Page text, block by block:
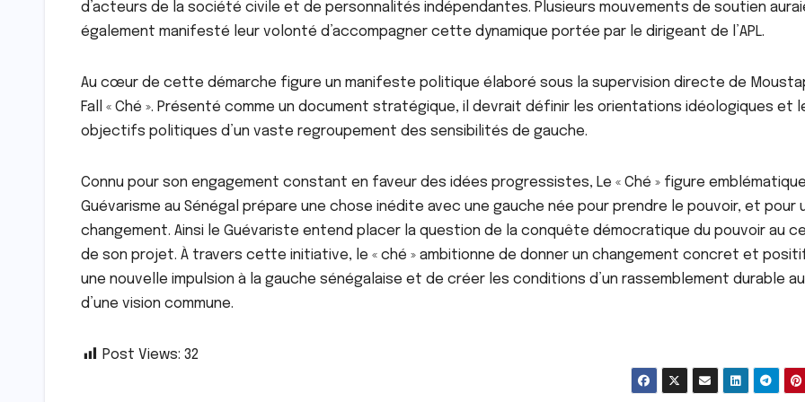
d’acteurs de la société civile et de personnalités indépendantes. Plusieurs mouvements de soutien
également manifesté leur volonté d’accompagner cette dynamique portée par le dirigeant de l’APL.
Au cœur de cette démarche figure un manifeste politique élaboré sous la supervision directe de
Fall « Ché ». Présenté comme un document stratégique, il devrait définir les orientations idéologiques et
objectifs politiques d’un vaste regroupement des sensibilités de gauche.
Connu pour son engagement constant en faveur des idées progressistes, Le « Ché » figure
Guévarisme au Sénégal prépare une chose inédite avec une gauche née pour prendre le pouvoir, et pour
changement. Ainsi le Guévariste entend placer la question de la conquête démocratique du pouvoir au
de son projet. À travers cette initiative, le « ché » ambitionne de donner un changement concret et
une nouvelle impulsion à la gauche sénégalaise et de créer les conditions d’un rassemblement durable
d’une vision commune.
Post Views: 32
À LA UNE
ACTU_EXPRESS
FAITS DIVERS
Magal 2026 : la
police note une
d’ecstasy et de
chanvre indien
ACTUALITE
À LA
Touba :
un
belle-